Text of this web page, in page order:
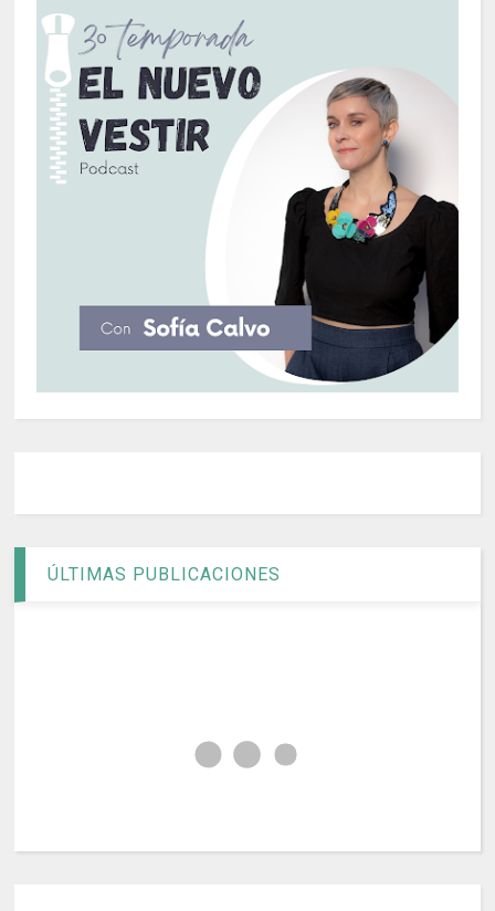
ÚLTIMAS PUBLICACIONES